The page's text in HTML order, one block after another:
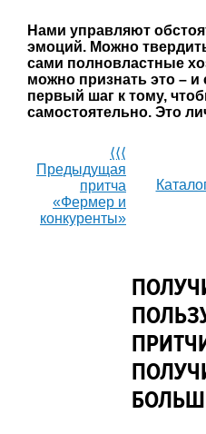
Нами управляют
эмоций. Можно
сами полновластные
можно признать это –
первый шаг к тому,
самостоятельно. Это
⟨⟨⟨
Предыдущая
притча
«Фермер и
конкуренты»